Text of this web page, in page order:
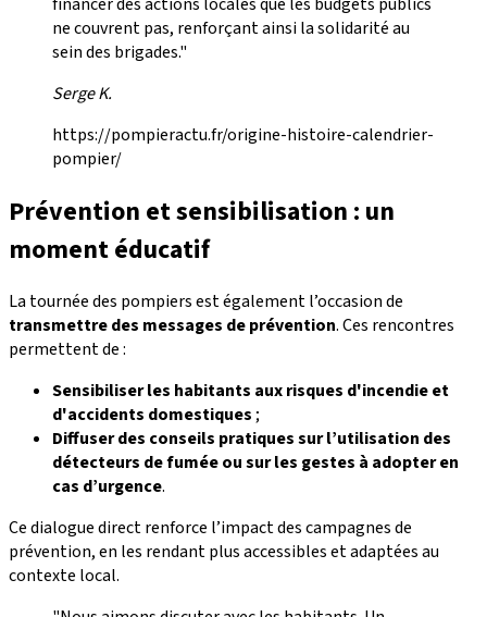
ne couvrent pas, renforçant ainsi la solidarité au
sein des brigades."
Serge K.
https://pompieractu.fr/origine-histoire-calendrier-
pompier/
Prévention et sensibilisation : un
moment éducatif
La tournée des pompiers est également l’occasion de
transmettre des messages de prévention. Ces rencontres
permettent de :
Sensibiliser les habitants aux risques d'incendie et
d'accidents domestiques;
Diffuser des conseils pratiques sur l’utilisation des
détecteurs de fumée ou sur les gestes à adopter en
cas d’urgence.
Ce dialogue direct renforce l’impact des campagnes de
prévention, en les rendant plus accessibles et adaptées au
contexte local.